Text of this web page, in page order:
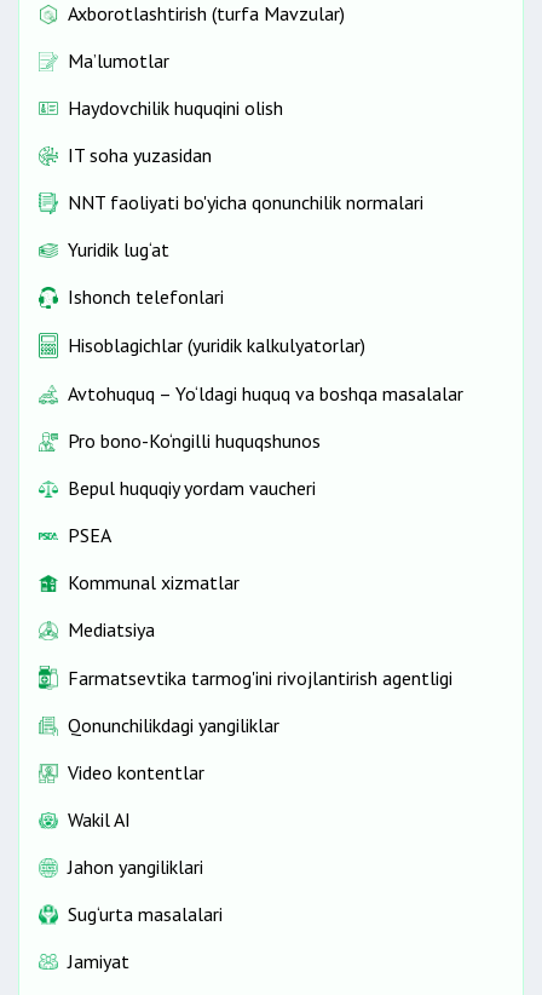
Axborotlashtirish (turfa Mavzular)
Ma’lumotlar
Haydovchilik huquqini olish
IT soha yuzasidan
NNT faoliyati bo'yicha qonunchilik normalari
Yuridik lug‘at
Ishonch telefonlari
Hisoblagichlar (yuridik kalkulyatorlar)
Avtohuquq – Yo‘ldagi huquq va boshqa masalalar
Pro bono-Ko‘ngilli huquqshunos
Bepul huquqiy yordam vaucheri
PSEA
Kommunal xizmatlar
Mediatsiya
Farmatsevtika tarmog'ini rivojlantirish agentligi
Qonunchilikdagi yangiliklar
Video kontentlar
Wakil AI
Jahon yangiliklari
Sug‘urta masalalari
Jamiyat